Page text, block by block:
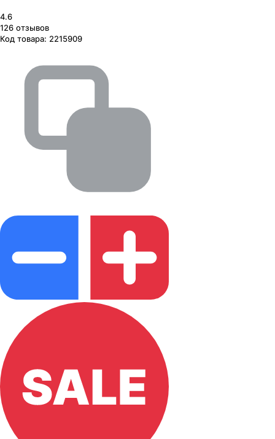
4.6
126 отзывов
Код товара: 2215909